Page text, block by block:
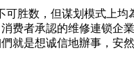
胜数，但谋划模式上
费者承認的维修連锁企
就是想诚信地辦事，安